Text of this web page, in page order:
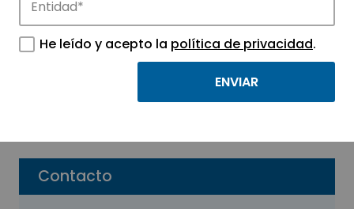
Contacto
Doole Health, SL
MEDICINA Y SALUD
He leído y acepto la política de privacidad.